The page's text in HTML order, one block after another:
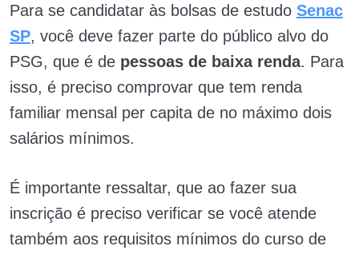
Para se candidatar às bolsas de estudo Senac
SP, você deve fazer parte do público alvo do
PSG, que é de pessoas de baixa renda. Para
isso, é preciso comprovar que tem renda
familiar mensal per capita de no máximo dois
salários mínimos.
É importante ressaltar, que ao fazer sua
inscrição é preciso verificar se você atende
também aos requisitos mínimos do curso de